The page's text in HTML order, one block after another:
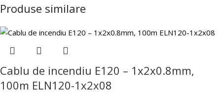
Produse similare
Cablu de incendiu E120 – 1x2x0.8mm,
100m ELN120-1x2x08